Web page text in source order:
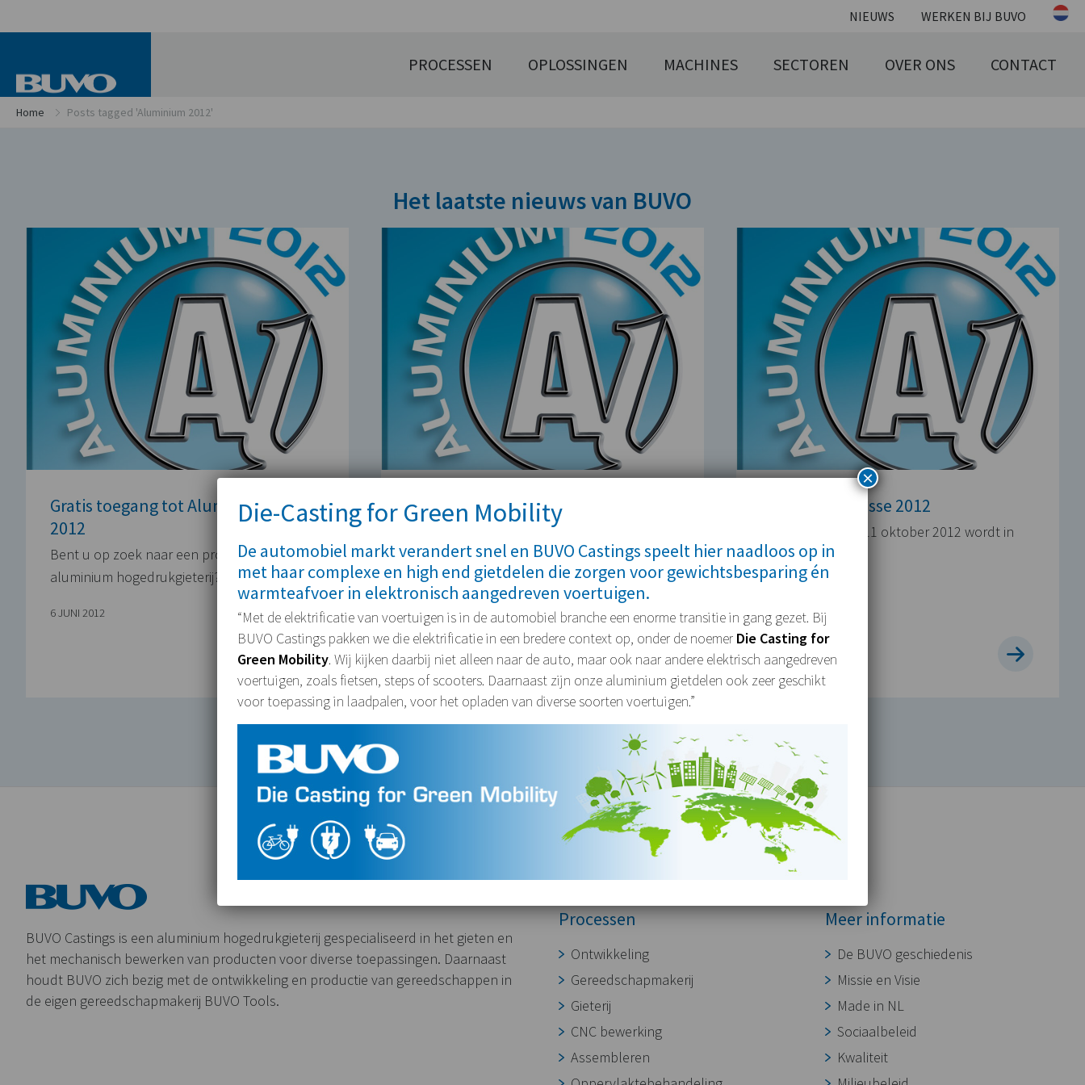
NIEUWS WERKEN BIJ BUVO
PROCESSEN OPLOSSINGEN MACHINES SECTOREN OVER ONS CONTACT
Home Posts tagged 'Aluminium 2012'
Het laatste nieuws van BUVO
Gratis toegang tot Aluminium Messe
2012
Bent u op zoek naar een professionele
aluminium hogedrukgieterij? Bezoek ons…
6 JUNI 2012
Van Euroguss naar Aluminium Messe
2012
Na een succesvolle deelname aan de
Euroguss in Nürnberg, maakt BUVO…
24 MEI 2012
Aluminium Messe 2012
Van 9 tot en met 11 oktober 2012 wordt in
Düsseldorf…
BUVO Castings is een aluminium hogedrukgieterij gespecialiseerd in het gieten en
het mechanisch bewerken van producten voor diverse toepassingen. Daarnaast
houdt BUVO zich bezig met de ontwikkeling en productie van gereedschappen in
de eigen gereedschapmakerij BUVO Tools.
Processen
Ontwikkeling
Gereedschapmakerij
Gieterij
CNC bewerking
Assembleren
Meer informatie
De BUVO geschiedenis
Missie en Visie
Made in NL
Sociaalbeleid
Kwaliteit
Die-Casting for Green Mobility
De automobiel markt verandert snel en BUVO Castings speelt hier naadloos op in
met haar complexe en high end gietdelen die zorgen voor gewichtsbesparing én
warmteafvoer in elektronisch aangedreven voertuigen.
“Met de elektrificatie van voertuigen is in de automobiel branche een enorme transitie in gang gezet. Bij
BUVO Castings pakken we die elektrificatie in een bredere context op, onder de noemer Die Casting for
Green Mobility. Wij kijken daarbij niet alleen naar de auto, maar ook naar andere elektrisch aangedreven
voertuigen, zoals fietsen, steps of scooters. Daarnaast zijn onze aluminium gietdelen ook zeer geschikt
voor toepassing in laadpalen, voor het opladen van diverse soorten voertuigen.”
×